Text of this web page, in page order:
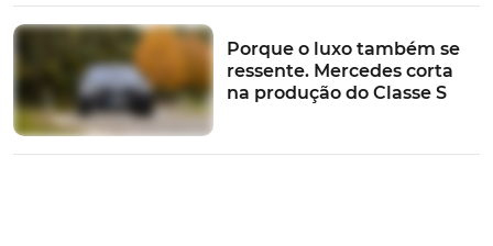
Porque o luxo também se
ressente. Mercedes corta
na produção do Classe S